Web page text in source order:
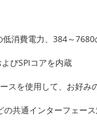
消費電力、384～
びSPIコアを内蔵
スを使用して、お好
の共通インターフェ